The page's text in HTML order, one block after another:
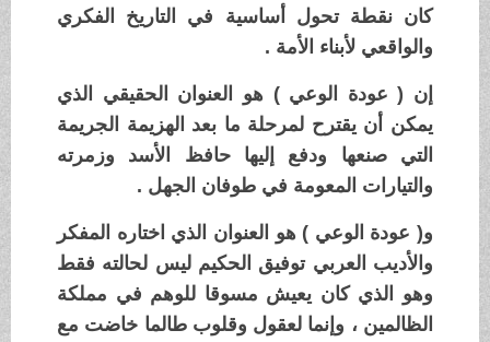
كان نقطة تحول أساسية في التاريخ الفكري
والواقعي لأبناء الأمة .
إن ( عودة الوعي ) هو العنوان الحقيقي الذي
يمكن أن يقترح لمرحلة ما بعد الهزيمة الجريمة
التي صنعها ودفع إليها حافظ الأسد وزمرته
والتيارات المعومة في طوفان الجهل .
و( عودة الوعي ) هو العنوان الذي اختاره المفكر
والأديب العربي توفيق الحكيم ليس لحالته فقط
وهو الذي كان يعيش مسوقا للوهم في مملكة
الظالمين ، وإنما لعقول وقلوب طالما خاضت مع